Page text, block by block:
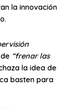
la innovación
“frenar las
la idea de
basten para